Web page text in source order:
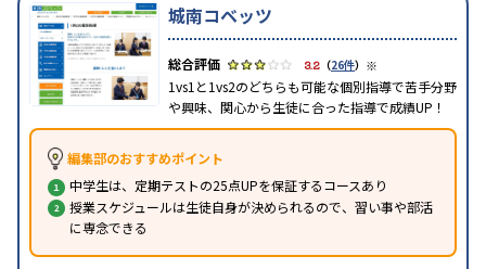
城南コベッツ
3.2 （26件） ※
1vs1と1vs2のどちらも可能な個別指導で苦手分野
や興味、関心から生徒に合った指導で成績UP！
編集部のおすすめポイント
中学生は、定期テストの25点UPを保証するコースあり
授業スケジュールは生徒自身が決められるので、習い事や部活
に専念できる